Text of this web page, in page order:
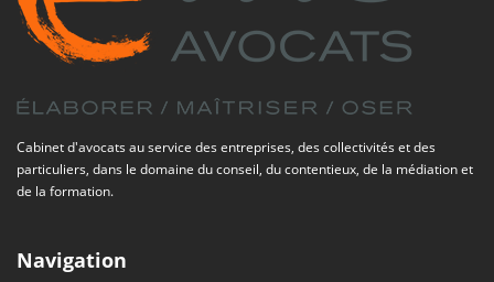
Cabinet d'avocats au service des entreprises, des collectivités et des
particuliers, dans le domaine du conseil, du contentieux, de la médiation et
de la formation.
Navigation